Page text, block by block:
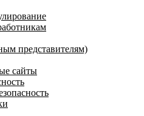
представителям)
сайты